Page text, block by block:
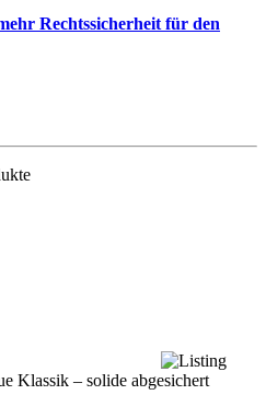
Rechtssicherheit für den
Klassik – solide abgesichert